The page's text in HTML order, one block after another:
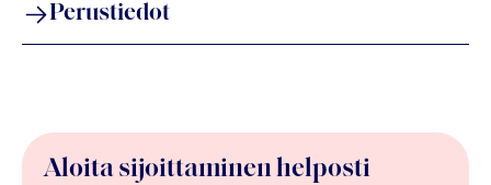
Perustiedot
Aloita sijoittaminen helposti